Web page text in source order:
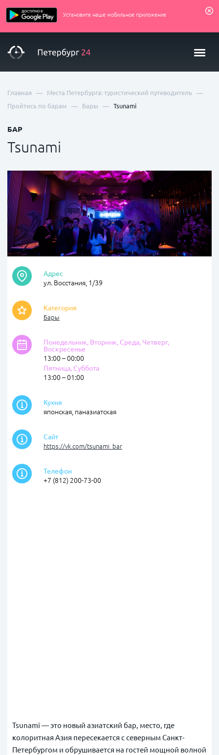
Установите наше мобильное приложение
Главная — Места Петербурга: туристический путеводитель —
Пройтись по барам — Бары — Tsunami
БАР
Tsunami
Адрес
ул. Восстания, 1/39
Категория
Бары
Понедельник, Вторник, Среда, Четверг,
Воскресенье
13:00 – 00:00
Пятница, Суббота
13:00 – 01:00
Кухня
японская, паназиатская
Сайт
https://vk.com/tsunami_bar
Телефон
+7 (812) 200-73-00
Tsunami — это новый азиатский бар, место, где
колоритная Азия пересекается с северным Санкт-
Петербургом и обрушивается на гостей мощной волной